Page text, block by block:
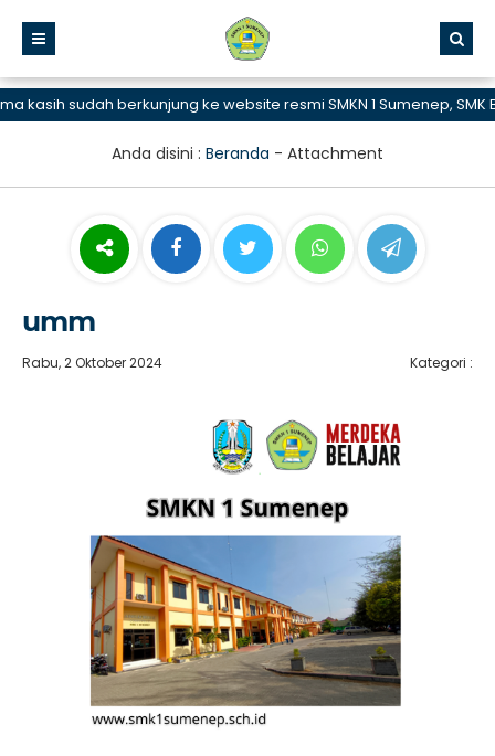
sudah berkunjung ke website resmi SMKN 1 Sumenep, SMK
Anda disini : Beranda - Attachment
umm
Rabu, 2 Oktober 2024 Kategori :